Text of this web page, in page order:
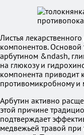
Листья
компонентов. Основой
арбутином &ndash,
на глюкозу и
компонента приводит
противомикробному и
Арбутин активно
этой причине
подтверждает
медвежьей травой при